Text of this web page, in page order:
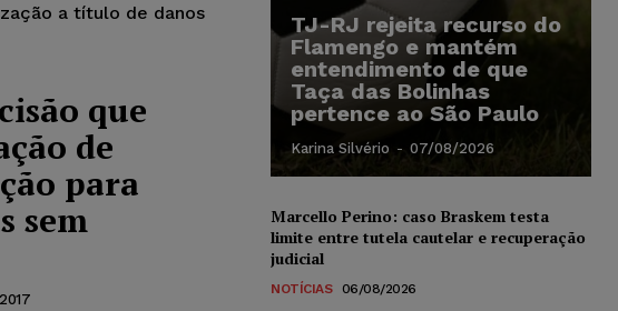
a título de danos
que
de
para
sem
TJ-RJ rejeita recurso do
Flamengo e mantém
entendimento de que
Taça das Bolinhas
pertence ao São Paulo
Karina Silvério - 07/08/2026
Marcello Perino: caso Braskem testa
limite entre tutela cautelar e recuperação
judicial
NOTÍCIAS 06/08/2026